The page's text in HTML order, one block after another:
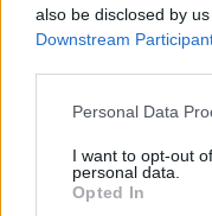
also be disclosed by
Downstream
Please note that this
not limited to your visit
grant or deny consent
use your data for
Personal Data
I want to opt-out
personal data.
Opted In